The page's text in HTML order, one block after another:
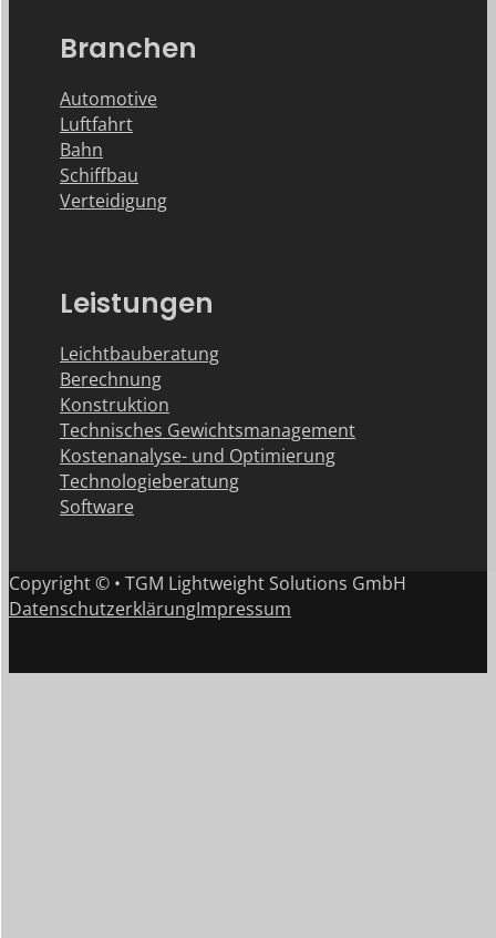
Branchen
Automotive
Luftfahrt
Bahn
Schiffbau
Verteidigung
Leistungen
Leichtbauberatung
Berechnung
Konstruktion
Technisches Gewichtsmanagement
Kostenanalyse- und Optimierung
Technologieberatung
Software
Copyright © • TGM Lightweight Solutions GmbH
DatenschutzerklärungImpressum